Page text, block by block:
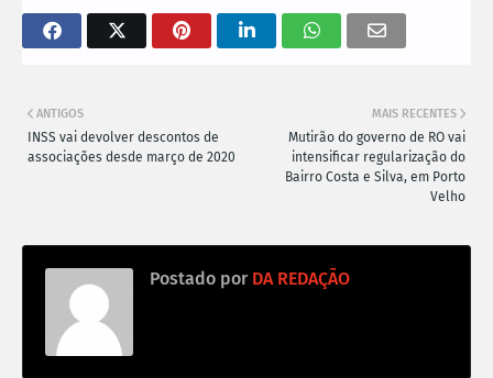
MAIS RECENTES
Mutirão do governo de RO vai
intensificar regularização do
Bairro Costa e Silva, em Porto
Velho
ANTIGOS
INSS vai devolver descontos de
associações desde março de 2020
Postado por DA REDAÇÃO